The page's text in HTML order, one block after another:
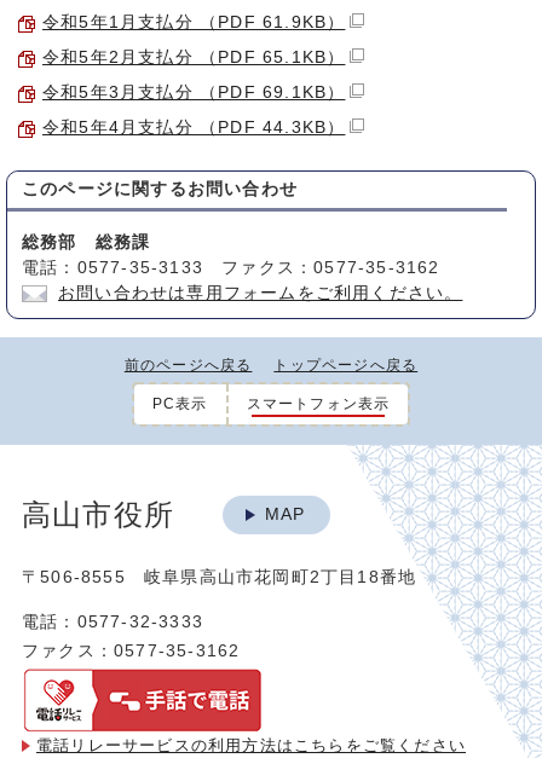
令和5年1月支払分 （PDF 61.9KB）
令和5年2月支払分 （PDF 65.1KB）
令和5年3月支払分 （PDF 69.1KB）
令和5年4月支払分 （PDF 44.3KB）
このページに関する お問い合わせ
総務部 総務課
電話：0577-35-3133 ファクス：0577-35-3162
お問い合わせは専用フォームをご利用ください。
前のページへ戻る トップページへ戻る
PC表示 スマートフォン表示
高山市役所 MAP
〒506-8555 岐阜県高山市花岡町2丁目18番地
電話：0577-32-3333
ファクス：0577-35-3162
電話リレーサービスの利用方法は こちらをご覧ください